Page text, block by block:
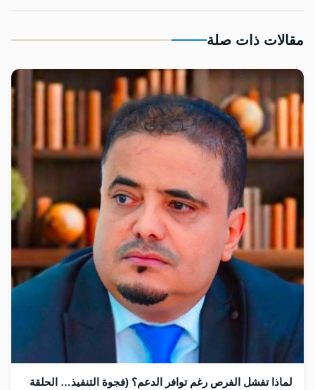
مقالات ذات صلة
لماذا تفشل الفرص رغم توافر الدعم؟ (فجوة التنفيذ… الحلقة